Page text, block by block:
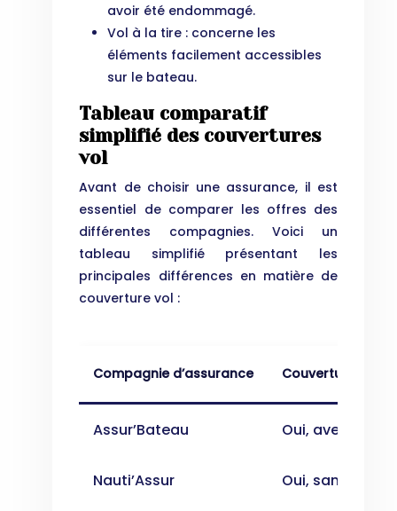
avoir été endommagé.
Vol à la tire : concerne les
éléments facilement accessibles
sur le bateau.
Tableau comparatif
simplifié des couvertures
vol
Avant de choisir une assurance, il est
essentiel de comparer les offres des
différentes compagnies. Voici un
tableau simplifié présentant les
principales différences en matière de
couverture vol :
Compagnie d’assurance Couverture
Assur’Bateau Oui, avec
Nauti’Assur Oui, sans